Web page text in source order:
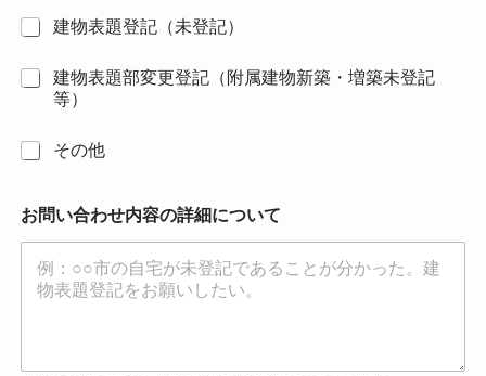
建物表題登記（未登記）
建物表題部変更登記（附属建物新築・増築未登記
等）
その他
お問い合わせ内容の詳細について